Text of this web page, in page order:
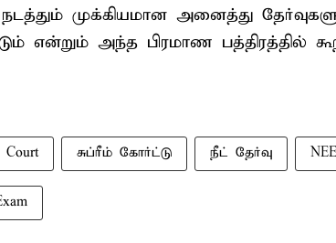
முக்கியமான அனைத்து
என்றும் அந்த பிரமாண பத்திரத்தில்
Court சுப்ரீம் கோர்ட்டு நீட் தேர்வு